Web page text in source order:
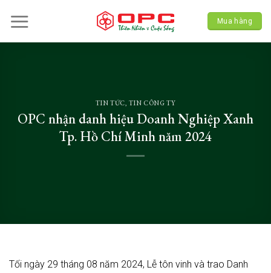
Mua hàng
TIN TỨC, TIN CÔNG TY
OPC nhận danh hiệu Doanh Nghiệp Xanh
Tp. Hồ Chí Minh năm 2024
Tối ngày 29 tháng 08 năm 2024, Lễ tôn vinh và trao Danh